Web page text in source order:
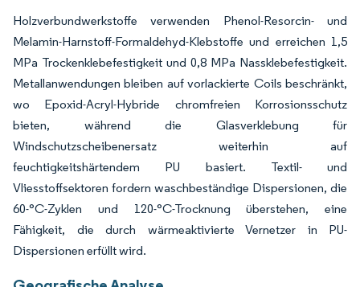
Holzverbundwerkstoffe verwenden Phenol-Resorcin- und
Melamin-Harnstoff-Formaldehyd-Klebstoffe und erreichen 1,5
MPa Trockenklebefestigkeit und 0,8 MPa Nassklebefestigkeit.
Metallanwendungen bleiben auf vorlackierte Coils beschränkt,
wo Epoxid-Acryl-Hybride chromfreien Korrosionsschutz
bieten, während die Glasverklebung für
Windschutzscheibenersatz weiterhin auf
feuchtigkeitshärtendem PU basiert. Textil- und
Vliesstoffsektoren fordern waschbeständige Dispersionen, die
60-°C-Zyklen und 120-°C-Trocknung überstehen, eine
Fähigkeit, die durch wärmeaktivierte Vernetzer in PU-
Dispersionen erfüllt wird.